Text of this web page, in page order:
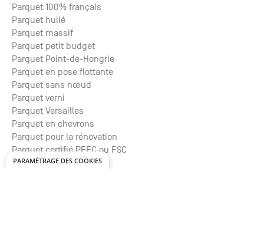
Parquet 100% français
Parquet huilé
Parquet massif
Parquet petit budget
Parquet Point-de-Hongrie
Parquet en pose flottante
Parquet sans nœud
Parquet verni
Parquet Versailles
Parquet en chevrons
Parquet pour la rénovation
Parquet certifié PEFC ou FSC
Parquet vieilli en atelier
PARAMÉTRAGE DES COOKIES